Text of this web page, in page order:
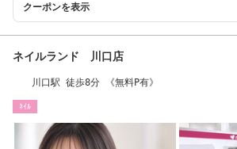
クーポンを表示
ネイルランド 川口店
川口駅 徒歩8分 《無料P有》
ﾈｲﾙ